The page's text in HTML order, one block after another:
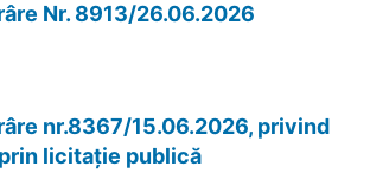
Nr. 8913/26.06.2026
nr.8367/15.06.2026, privind
licitație publică